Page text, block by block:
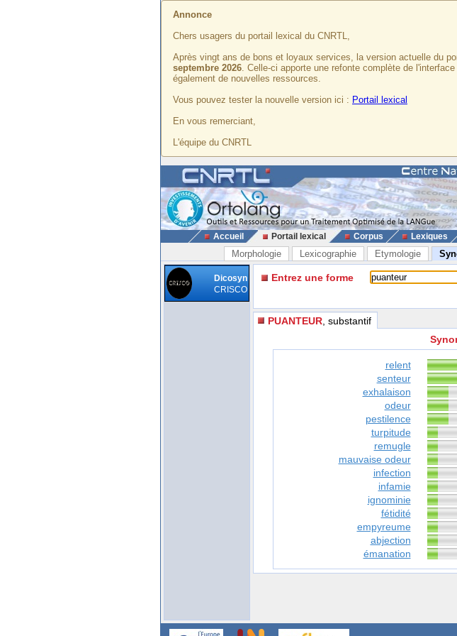
Annonce
Chers usagers du portail lexical du CNRTL,
Après vingt ans de bons et loyaux services, la version actuelle du
septembre 2026. Celle-ci apporte une refonte complète de
également de nouvelles ressources.
Vous pouvez tester la nouvelle version ici : Portail lexical
En vous remerciant,
L'équipe du CNRTL
Accueil Portail lexical Corpus Lexiques
Morphologie Lexicographie Etymologie
Dicosyn
CRISCO
Entrez une forme
PUANTEUR , substantif
relent
senteur
exhalaison
odeur
pestilence
turpitude
remugle
mauvaise odeur
infection
infamie
ignominie
fétidité
empyreume
abjection
émanation